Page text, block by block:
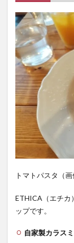
墨パ
スタ
はデ
ィナ
も頂
ける
4
ETHICA
（エチ
カ）の
詳細情
報
トマトパスタ（
ETHICA（エチカ
ップです。
自家製カラス